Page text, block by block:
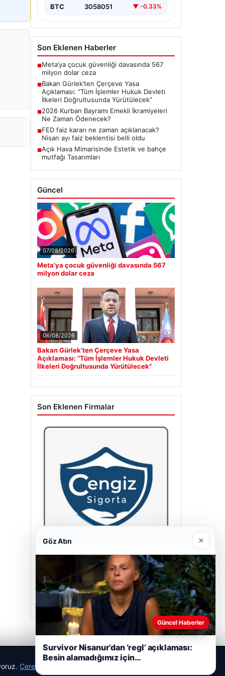
Meclis'te kabul…
BTC 3058051 ▼ -0.33%
Son Eklenen Haberler
■Meta’ya çocuk güvenliği davasında 567
milyon dolar ceza
■Bakan Gürlek’ten Çerçeve Yasa
Açıklaması: “Tüm İşlemler Hukuk Devleti
İlkeleri Doğrultusunda Yürütülecek”
■2026 Kurban Bayramı Emekli İkramiyeleri
Ne Zaman Ödenecek?
■FED faiz kararı ne zaman açıklanacak?
Nisan ayı faiz beklentisi belli oldu
■Açık Hava Mimarisinde Estetik ve bahçe
mutfağı Tasarımları
Güncel
07/08/2026
Meta’ya çocuk güvenliği davasında 567
milyon dolar ceza
06/08/2026
Bakan Gürlek’ten Çerçeve Yasa
Açıklaması: “Tüm İşlemler Hukuk Devleti
İlkeleri Doğrultusunda Yürütülecek”
Son Eklenen Firmalar
Cengiz Sigorta
23/06/2026
Çerez Politikamız
Göz Atın ×
Güncel Haberler
Survivor Nisanur’dan ‘regl’ açıklaması:
Besin alamadığımız için…